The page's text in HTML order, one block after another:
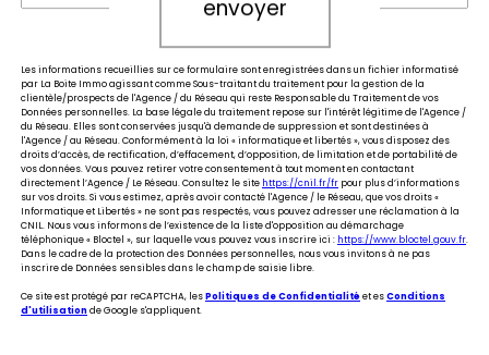
envoyer
Les informations recueillies sur ce formulaire sont enregistrées dans un fichier informatisé
par La Boite Immo agissant comme Sous-traitant du traitement pour la gestion de la
clientèle/prospects de l'Agence / du Réseau qui reste Responsable du Traitement de vos
Données personnelles. La base légale du traitement repose sur l'intérêt légitime de l'Agence /
du Réseau. Elles sont conservées jusqu'à demande de suppression et sont destinées à
l'Agence / au Réseau. Conformément à la loi « informatique et libertés », vous disposez des
droits d’accès, de rectification, d’effacement, d’opposition, de limitation et de portabilité de
vos données. Vous pouvez retirer votre consentement à tout moment en contactant
directement l’Agence / Le Réseau. Consultez le site https://cnil.fr/fr pour plus d’informations
sur vos droits. Si vous estimez, après avoir contacté l'Agence / le Réseau, que vos droits «
Informatique et Libertés » ne sont pas respectés, vous pouvez adresser une réclamation à la
CNIL. Nous vous informons de l’existence de la liste d'opposition au démarchage
téléphonique « Bloctel », sur laquelle vous pouvez vous inscrire ici : https://www.bloctel.gouv.fr.
Dans le cadre de la protection des Données personnelles, nous vous invitons à ne pas
inscrire de Données sensibles dans le champ de saisie libre.
Ce site est protégé par reCAPTCHA, lesPolitiques de Confidentialitéet esConditions
d'utilisationde Google s'appliquent.